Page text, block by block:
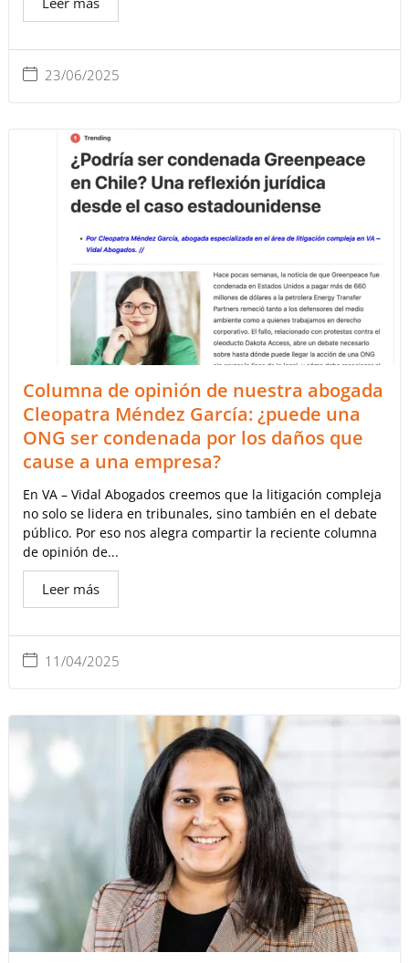
23/06/2025
Columna de opinión de nuestra abogada
Cleopatra Méndez García: ¿puede una
ONG ser condenada por los daños que
cause a una empresa?
11/04/2025
En VA – Vidal Abogados creemos que la litigación compleja
no solo se lidera en tribunales, sino también en el debate
público. Por eso nos alegra compartir la reciente columna
de opinión de...
Leer más